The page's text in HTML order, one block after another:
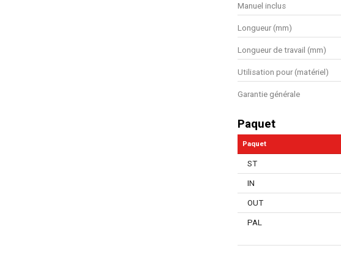
Manuel inclus
Longueur (mm)
Longueur de travail (mm)
Utilisation pour (matériel)
Garantie générale
Paquet
Paquet
ST
IN
OUT
PAL